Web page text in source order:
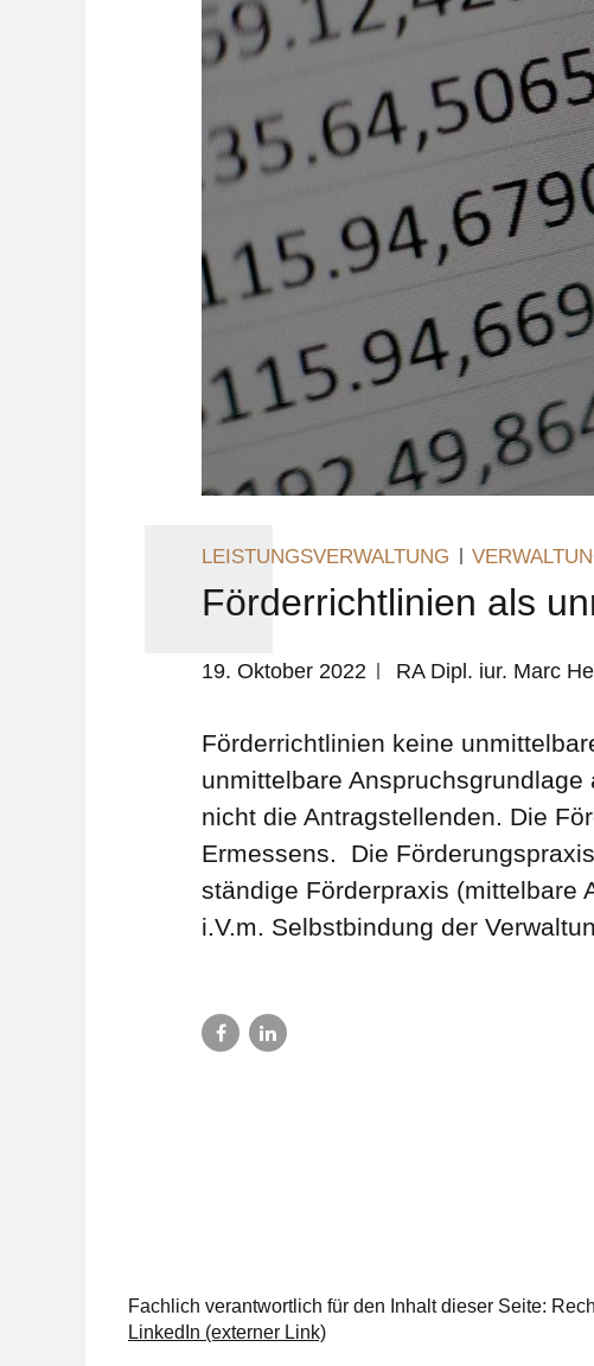
LEISTUNGSVERWALTUNG
Förderrichtlinien als
19. Oktober 2022 RA Dipl. iur. Marc
Förderrichtlinien keine
unmittelbare
nicht die Antragstellenden. Die
Ermessens. Die
ständige Förderpraxis (mittelbare
i.V.m. Selbstbindung der
Fachlich verantwortlich für den Inhalt dieser Seite:
LinkedIn (externer Link)